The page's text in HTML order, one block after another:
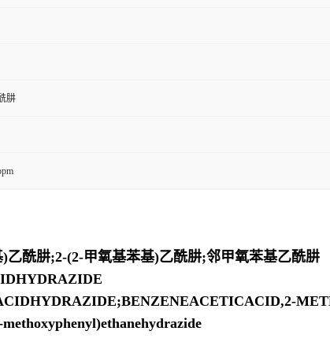
肼
酰肼;2-(2-甲氧基苯基)乙酰肼;邻甲氧苯基乙酰肼